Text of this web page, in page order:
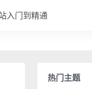
入门到精通
热门主题